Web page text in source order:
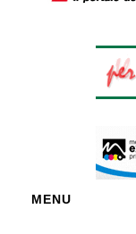
MENU